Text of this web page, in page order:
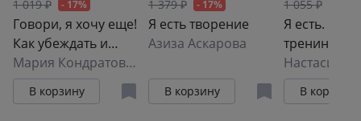
1 019 ₽ - 17%
Говори, я хочу еще!
Как убеждать и
достигать своих
целей
Мария Кондратович
В корзину
1 379 ₽ - 17%
Я есть творение
Азиза Аскарова
В корзину
1 055 ₽
Я есть.
тренинг.
развитие,
реализация
Настасия
В корзину